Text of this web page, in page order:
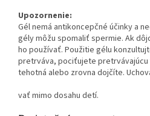
Upozornenie:
Gél nemá antikoncepčné účinky a
gély môžu spomaliť spermie. Ak
ho používať. Použitie gélu
pretrváva, pociťujete pretrvávajúcu
tehotná alebo zrovna dojčíte.
vať mimo dosahu detí.